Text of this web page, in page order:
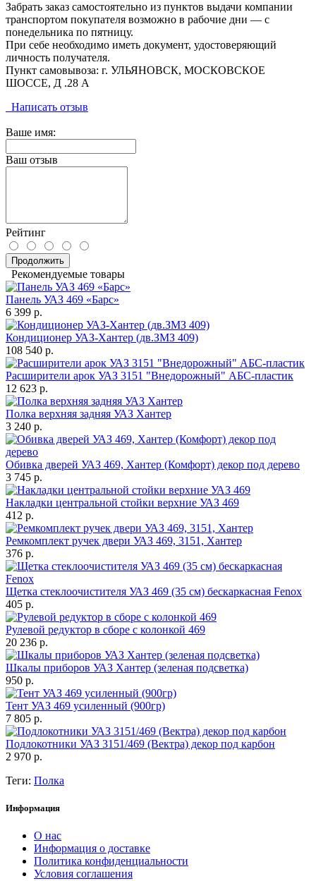
Забрать заказ самостоятельно из пунктов выдачи компании
транспортом покупателя возможно в рабочие дни — с
понедельника по пятницу.
При себе необходимо иметь документ, удостоверяющий
личность получателя.
Пункт самовывоза: г. УЛЬЯНОВСК, МОСКОВСКОЕ
ШОССЕ, Д .28 А
Написать отзыв
Ваше имя:
Ваш отзыв
Рейтинг
Продолжить
Рекомендуемые товары
Панель УАЗ 469 «Барс»
6 399 р.
Кондиционер УАЗ-Хантер (дв.ЗМЗ 409)
108 540 р.
Расширители арок УАЗ 3151 "Внедорожный" АБС-пластик
12 623 р.
Полка верхняя задняя УАЗ Хантер
3 240 р.
Обивка дверей УАЗ 469, Хантер (Комфорт) декор под дерево
3 745 р.
Накладки центральной стойки верхние УАЗ 469
412 р.
Ремкомплект ручек двери УАЗ 469, 3151, Хантер
376 р.
Щетка стеклоочистителя УАЗ 469 (35 см) бескаркасная Fenox
405 р.
Рулевой редуктор в сборе с колонкой 469
20 236 р.
Шкалы приборов УАЗ Хантер (зеленая подсветка)
950 р.
Тент УАЗ 469 усиленный (900гр)
7 805 р.
Подлокотники УАЗ 3151/469 (Вектра) декор под карбон
2 970 р.
Теги: Полка
Информация
О нас
Информация о доставке
Политика конфиденциальности
Условия соглашения